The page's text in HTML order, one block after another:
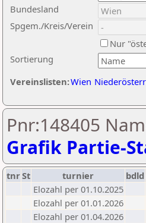
Sortierung
Bundesland
Spgem./Kreis/Verein
Nur
Vereinslisten:Wien
Pnr:148405
Grafik Partie-
tnrSt turnier bdld
Elozahl per 01.10.2025
Elozahl per 01.01.2026
Elozahl per 01.04.2026